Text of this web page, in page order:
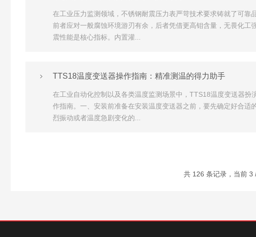
在工业压力监测领域，不锈钢耐震压力表严苛技术要求铸就了可
前者应对一般腐蚀环境游刃有余，后者凭借更高钼含量，无畏化
震性能是核心指标。内置灌...
TTS18温度变送器操作指南：精准测温的得力助手
在工业自动化控制以及各类温度监测场景中，TTS18温度变送器
作指南。一、安装前准备在安装温度变送器之前，要先确定好合
烈振动或者温度急剧变化的...
共 126 条记录，当前 3